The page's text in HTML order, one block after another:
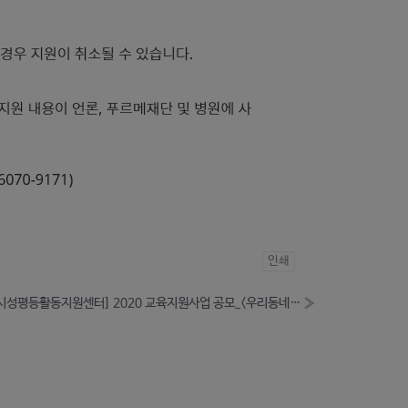
인쇄
[서울시성평등활동지원센터] 2020 교육지원사업 공모_<우리동네 젠더스쿨 시즌3> »